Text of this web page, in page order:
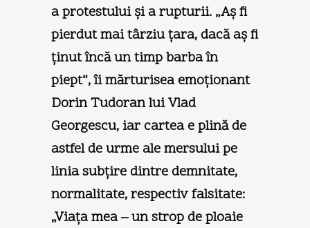
a protestului şi a rupturii. „Aş fi
pierdut mai târziu ţara, dacă aş fi
ţinut încă un timp barba în
piept“, îi mărturisea emoţionant
Dorin Tudoran lui Vlad
Georgescu, iar cartea e plină de
astfel de urme ale mersului pe
linia subţire dintre demnitate,
normalitate, respectiv falsitate:
„Viaţa mea – un strop de ploaie